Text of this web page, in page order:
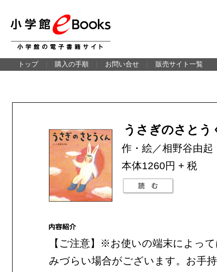
トップ 購入の手順 お問い合せ 販売サイト一覧
うさぎのさとう
作・絵／相野谷由起
本体1260円 + 税
【ご注意】※お使いの端末によっ
みづらい場合がございます。お手